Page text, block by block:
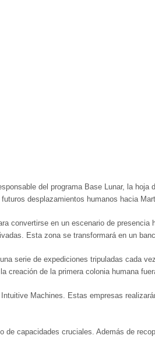
del programa Base Lunar, la
desplazamientos humanos hacia
convertirse en un escenario de
Esta zona se transformará en un
serie de expediciones tripuladas cada
creación de la primera colonia humana
Machines. Estas empresas
capacidades cruciales. Además de